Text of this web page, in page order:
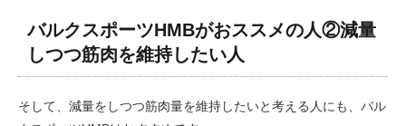
バルクスポーツHMBがおススメの人②減量
しつつ筋肉を維持したい人
そして、減量をしつつ筋肉量を維持したいと考える人にも、バル